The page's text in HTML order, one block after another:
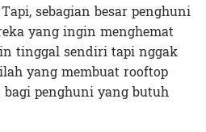
sebagian besar penghuni
yang ingin menghemat
tinggal sendiri tapi nggak
yang membuat rooftop
penghuni yang butuh